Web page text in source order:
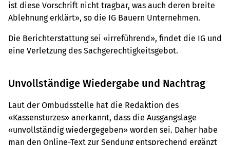
ist diese Vorschrift nicht tragbar, was auch deren breite
Ablehnung erklärt», so die IG Bauern Unternehmen.
Die Berichterstattung sei «irreführend», findet die IG und
eine Verletzung des Sachgerechtigkeitsgebot.
Unvollständige Wiedergabe und Nachtrag
Laut der Ombudsstelle hat die Redaktion des
«Kassensturzes» anerkannt, dass die Ausgangslage
«unvollständig wiedergegeben» worden sei. Daher habe
man den Online-Text zur Sendung entsprechend ergänzt